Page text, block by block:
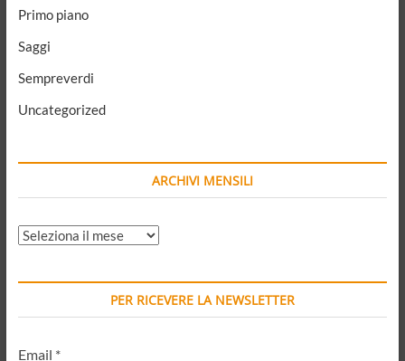
Primo piano
Saggi
Sempreverdi
Uncategorized
ARCHIVI MENSILI
ARCHIVI
PER RICEVERE LA NEWSLETTER
Email *